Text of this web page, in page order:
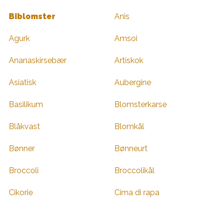
Biblomster Anis
Agurk Amsoi
Ananaskirsebær Artiskok
Asiatisk Aubergine
Basilikum Blomsterkarse
Blåkvast Blomkål
Bønner Bønneurt
Broccoli Broccolikål
Cikorie Cima di rapa